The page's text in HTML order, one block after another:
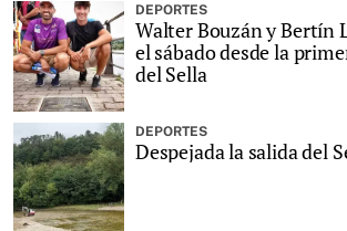
DEPORTES
Walter Bouzán y Bertín
el sábado desde la
del Sella
DEPORTES
Despejada la salida del